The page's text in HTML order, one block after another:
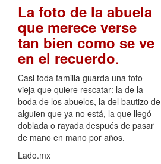
La foto de la abuela
que merece verse
tan bien como se ve
en el recuerdo.
Casi toda familia guarda una foto
vieja que quiere rescatar: la de la
boda de los abuelos, la del bautizo de
alguien que ya no está, la que llegó
doblada o rayada después de pasar
de mano en mano por años.
Lado.mx